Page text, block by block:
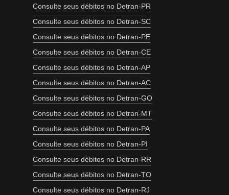
Consulte seus débitos no Detran-PR
Consulte seus débitos no Detran-SC
Consulte seus débitos no Detran-PE
Consulte seus débitos no Detran-CE
Consulte seus débitos no Detran-AP
Consulte seus débitos no Detran-AC
Consulte seus débitos no Detran-GO
Consulte seus débitos no Detran-MT
Consulte seus débitos no Detran-PA
Consulte seus débitos no Detran-PI
Consulte seus débitos no Detran-RR
Consulte seus débitos no Detran-TO
Consulte seus débitos no Detran-RJ